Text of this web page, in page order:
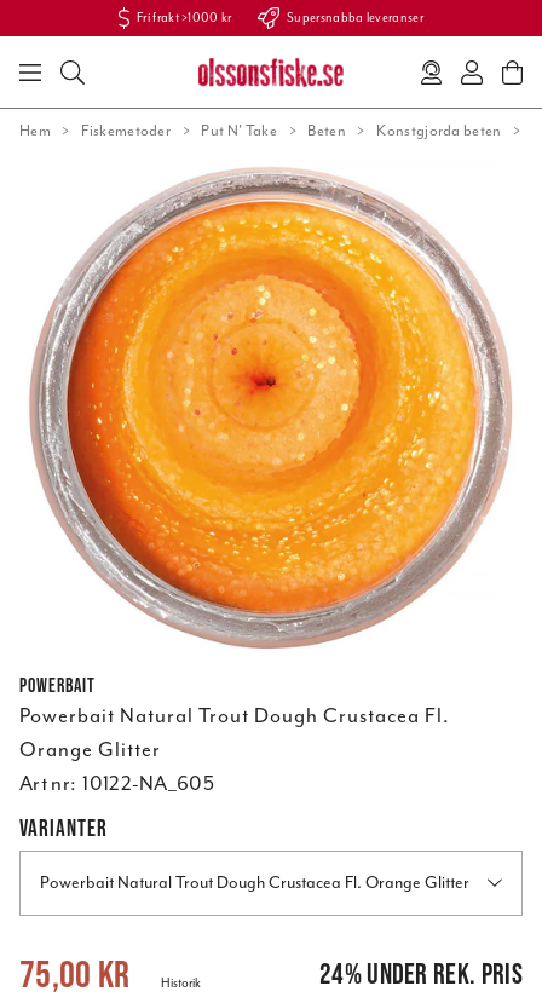
Fri frakt >1000 kr Supersnabba leveranser
Hem Fiskemetoder Put N' Take Beten Konstgjorda beten
Powerbait
Powerbait Natural Trout Dough Crustacea Fl.
Orange Glitter
Art nr: 10122-NA_605
VARIANTER
Powerbait Natural Trout Dough Crustacea Fl. Orange Glitter
Nuvarande pris: 99,00 kr
75,00 kr Historik 24%under rek. pris